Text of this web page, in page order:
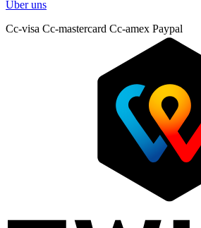
Über uns
Cc-visa Cc-mastercard Cc-amex Paypal